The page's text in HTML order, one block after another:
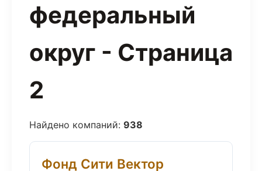
федеральный
округ - Страница
2
Найдено компаний: 938
Фонд Сити Вектор